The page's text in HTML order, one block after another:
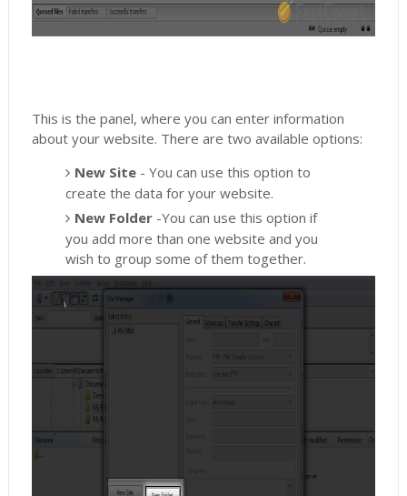
This is the panel, where you can enter information
about your website. There are two available options:
New Site - You can use this option to
create the data for your website.
New Folder -You can use this option if
you add more than one website and you
wish to group some of them together.